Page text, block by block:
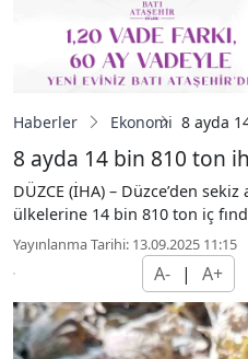
Haberler Ekonomi 8 ayda
8 ayda 14 bin 810 ton
DÜZCE (İHA) – Düzce’den
ülkelerine 14 bin 810 ton iç
Yayınlanma Tarihi: 13.09.2025 11:15
A- | A+